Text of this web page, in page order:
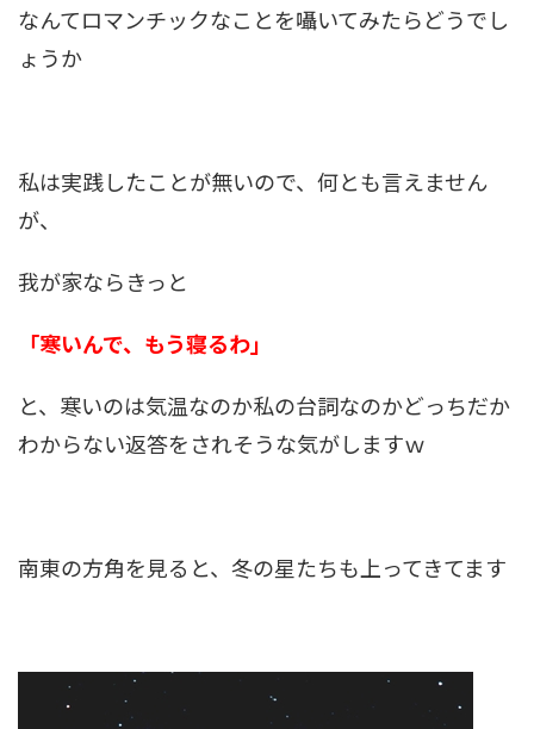
なんてロマンチックなことを囁いてみたらどうでし
ょうか
私は実践したことが無いので、何とも言えません
が、
我が家ならきっと
「寒いんで、もう寝るわ」
と、寒いのは気温なのか私の台詞なのかどっちだか
わからない返答をされそうな気がしますｗ
南東の方角を見ると、冬の星たちも上ってきてます